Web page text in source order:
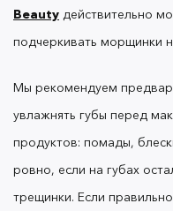
происходить из-за
основы. Это никак не
или их внешний вид
приобрело
достаточно слегка
секунд.
Beauty действительно
подчеркивать морщинки
Мы рекомендуем
увлажнять губы перед
продуктов: помады,
ровно, если на губах
трещинки. Если